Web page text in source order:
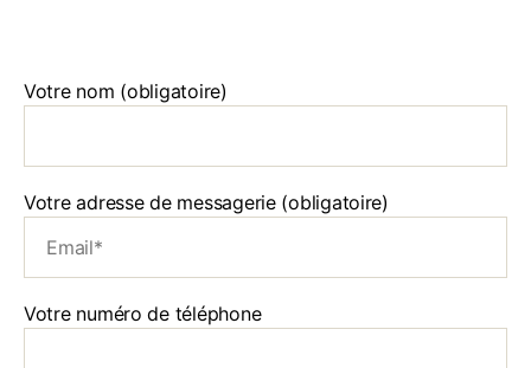
Votre nom (obligatoire)
Votre adresse de messagerie (obligatoire)
Votre numéro de téléphone